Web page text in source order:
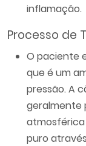
inflamação.
Processo de
O paciente
que é um
pressão. A
geralmente
atmosférica
puro